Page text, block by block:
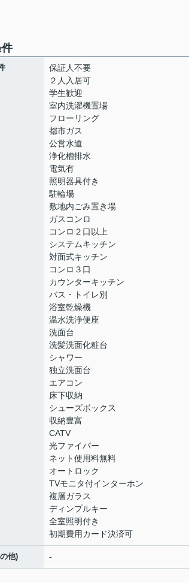
保証人不要
２人入居可
学生歓迎
室内洗濯機置場
フローリング
都市ガス
公営水道
浄化槽排水
電気有
照明器具付き
駐輪場
敷地内ごみ置き場
ガスコンロ
コンロ２口以上
システムキッチン
対面式キッチン
コンロ３口
カウンターキッチン
バス・トイレ別
浴室乾燥機
温水洗浄便座
洗面台
洗髪洗面化粧台
シャワー
独立洗面台
エアコン
床下収納
シューズボックス
収納豊富
CATV
光ファイバー
ネット使用料無料
オートロック
TVモニタ付インターホン
複層ガラス
ディンプルキー
全室照明付き
初期費用カード決済可
他) -